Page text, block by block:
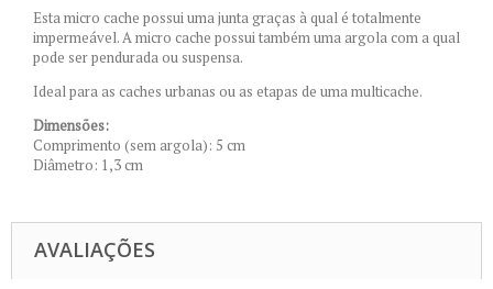
Esta micro cache possui uma junta graças à qual é totalmente
impermeável. A micro cache possui também uma argola com a qual
pode ser pendurada ou suspensa.
Ideal para as caches urbanas ou as etapas de uma multicache.
Dimensões:
Comprimento (sem argola): 5 cm
Diâmetro: 1,3 cm
AVALIAÇÕES